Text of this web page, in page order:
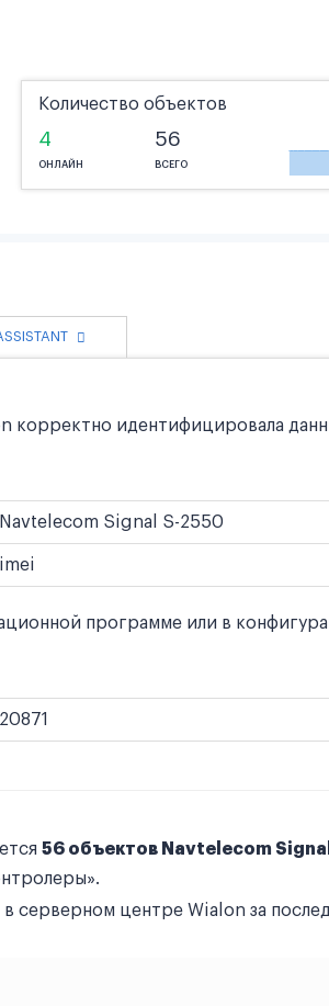
Количество объектов
4
ОНЛАЙН
56
ВСЕГО
корректно идентифицировала
Navtelecom Signal S-2550
imei
программе или в
20871
56 объектов Navtelecom
серверном центре Wialon за